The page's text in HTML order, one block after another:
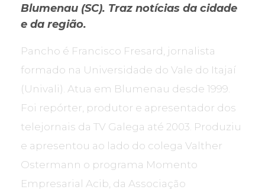
Blumenau (SC). Traz notícias da cidade
e da região.
Pancho é Francisco Fresard, jornalista
formado na Universidade do Vale do Itajaí
(Univali). Atua em Blumenau desde 1999.
Foi repórter, produtor e apresentador dos
telejornais da TV Galega até 2003. Produziu
e apresentou ao lado do colega Valther
Ostermann o programa Momento
Empresarial Acib, da Associação